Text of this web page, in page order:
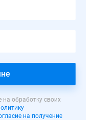
на обработку своих
на получение